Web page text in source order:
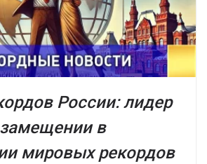
России: лидер
в
мировых рекордов